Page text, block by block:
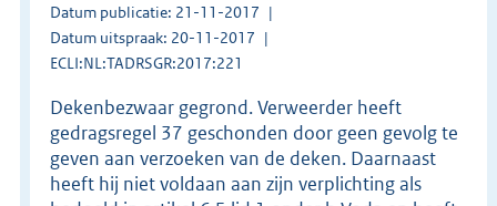
Datum publicatie: 21-11-2017
Datum uitspraak: 20-11-2017
ECLI:NL:TADRSGR:2017:221
Dekenbezwaar gegrond. Verweerder heeft
gedragsregel 37 geschonden door geen gevolg te
geven aan verzoeken van de deken. Daarnaast
heeft hij niet voldaan aan zijn verplichting als